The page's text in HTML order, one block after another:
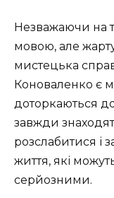
Незважаючи на
мовою, але
мистецька
Коноваленко є
доторкаються
завжди
розслабитися і
життя, які
серйозними.